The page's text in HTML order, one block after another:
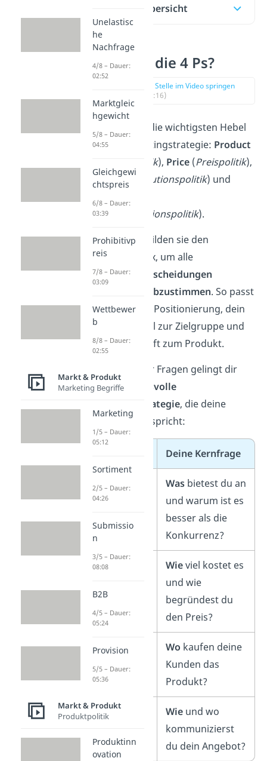
Inhaltsübersicht
Was sind die 4 Ps?
zur Stelle im Video springen
(00:16)
Die 4 Ps sind die wichtigsten Hebel
deiner Marketingstrategie: Product
Produktpolitik), Price(Preispolitik),
Place(Distributionspolitik) und
(Kommunikationspolitik).
Gemeinsam bilden sie den
Marketing-Mix, um alle
Marketingentscheidungen
aufeinander abzustimmen. So passt
dein Preis zur Positionierung, dein
Vertriebskanal zur Zielgruppe und
deine Botschaft zum Produkt.
Mithilfe dieser Fragen gelingt dir
einewirkungsvolle
Marketingstrategie, die deine
Zielperson anspricht:
Deine Kernfrage
Product Wasbietest du an
und warum ist es
besser als die
Konkurrenz?
Price Wieviel kostet es
und wie
begründest du
den Preis?
Place Wo kaufen deine
Kunden das
Produkt?
Promotion Wieund wo
kommunizierst
du dein Angebot?
Unelastisc
he
Nachfrage
4/8 – Dauer:
02:52
Marktgleic
hgewicht
5/8 – Dauer:
04:55
Gleichgewi
chtspreis
6/8 – Dauer:
03:39
Prohibitivp
reis
7/8 – Dauer:
03:09
Wettbewer
b
8/8 – Dauer:
02:55
Markt & Produkt
Marketing Begriffe
Marketing
1/5 – Dauer:
05:12
Sortiment
2/5 – Dauer:
04:26
Submissio
n
3/5 – Dauer:
08:08
B2B
4/5 – Dauer:
05:24
Provision
5/5 – Dauer:
05:36
Markt & Produkt
Produktpolitik
Produktinn
ovation